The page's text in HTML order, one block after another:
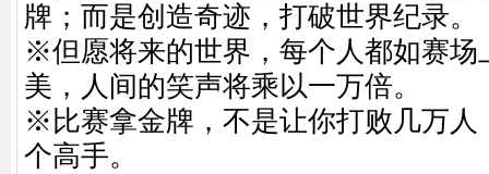
牌；而是创造奇迹，打破世界纪录。
※但愿将来的世界，每个人都如赛场
美，人间的笑声将乘以一万倍。
※比赛拿金牌，不是让你打败几万人
个高手。